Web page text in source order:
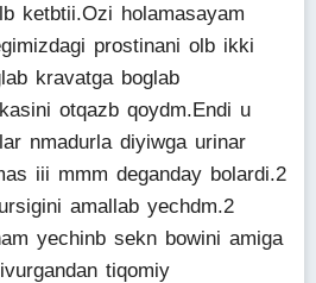
ketbtii.Ozi holamasayam
prostinani olb ikki
kravatga boglab
otqazb qoydm.Endi u
nmadurla diyiwga urinar
iii mmm deganday bolardi.2
amallab yechdm.2
yechinb sekn bowini amiga
tiqomiy